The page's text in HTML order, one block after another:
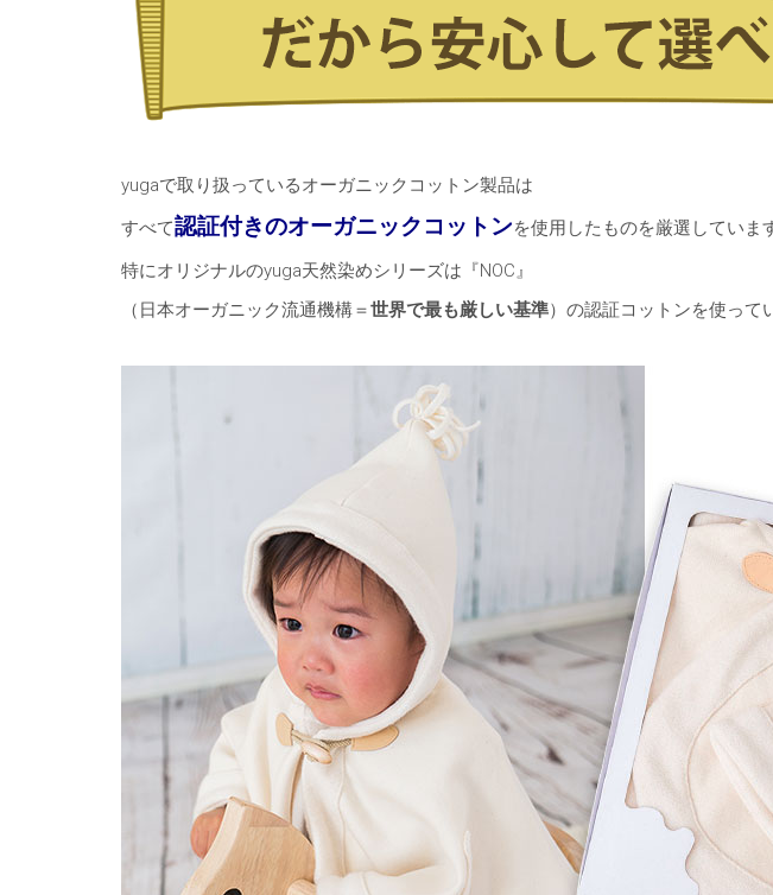
yugaで取り扱っているオーガニックコットン製品は
すべて認証付きのオーガニックコットンを使用したものを厳選していま
特にオリジナルのyuga天然染めシリーズは『NOC』
（日本オーガニック流通機構＝世界で最も厳しい基準）の認証コットンを使って